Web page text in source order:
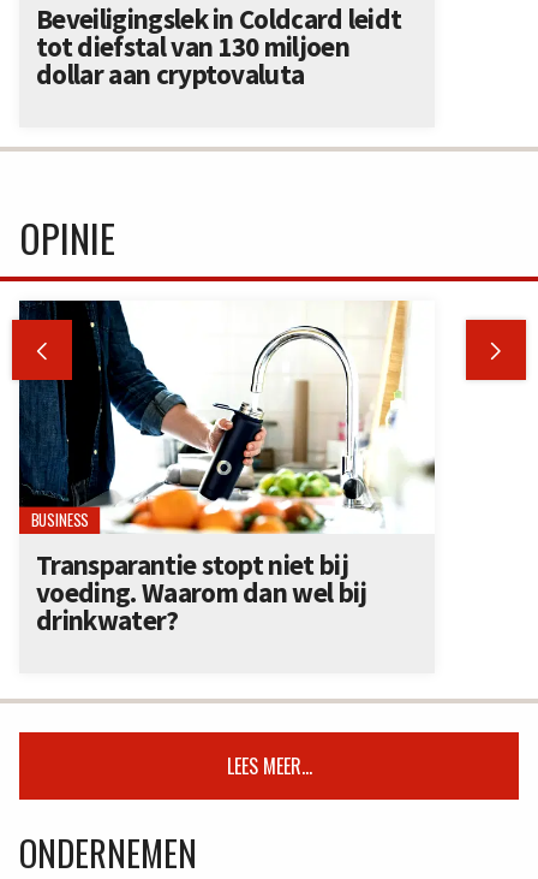
Beveiligingslek in Coldcard leidt
tot diefstal van 130 miljoen
dollar aan cryptovaluta
OPINIE
 
BUSINESS
Transparantie stopt niet bij
voeding. Waarom dan wel bij
drinkwater?
LEES MEER...
ONDERNEMEN